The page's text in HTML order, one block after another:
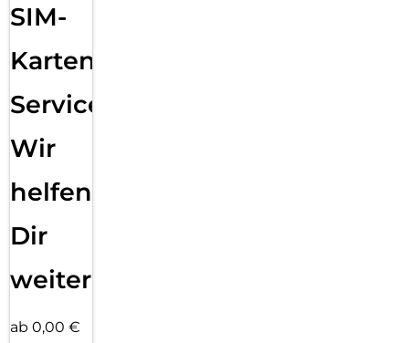
SIM-
Karten
Service:
Wir
helfen
Dir
weiter
ab 0,00 €